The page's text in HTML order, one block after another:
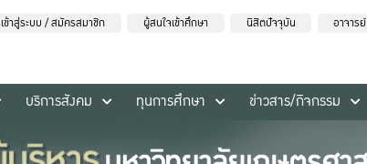
เข้าสู่ระบบ / สมัครสมาชิก ผู้สนใจเข้าศึกษา นิสิตปัจจุบัน อาจารย์
บริการสังคม ทุนการศึกษา ข่าวสาร/กิจกรรม